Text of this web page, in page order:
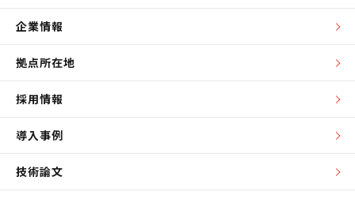
企業情報
拠点所在地
採用情報
導入事例
技術論文